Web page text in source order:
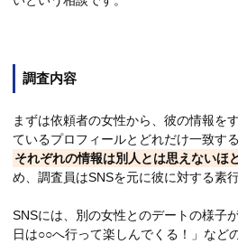
調査内容
まずは依頼者の女性から、彼の情報を
ているプロフィールとどれだけ一致す
それぞれの情報は別人とは思えないほ
め、調査員はSNSを元に彼に対する素
SNSには、別の女性とのデートの様子
日は○○へ行って楽しんでくる！」など